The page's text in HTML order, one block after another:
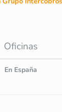
Oficinas
En España